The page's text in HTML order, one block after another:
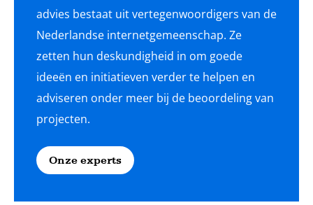
advies bestaat uit vertegenwoordigers van de
Nederlandse internetgemeenschap. Ze
zetten hun deskundigheid in om goede
ideeën en initiatieven verder te helpen en
adviseren onder meer bij de beoordeling van
projecten.
Onze experts